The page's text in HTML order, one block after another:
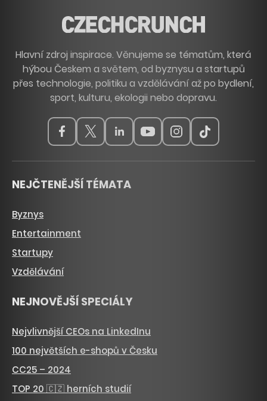
Hlavní zdroj inspirace. Věnujeme se tématům, která
hýbou Českem a světem, od byznysu a startupů
přes technologie, politiku a vzdělávání až po bydlení,
sport, kulturu, ekologii nebo dopravu.
NEJČTENĚJŠÍ TÉMATA
Byznys
Entertainment
Startupy
Vzdělávání
NEJNOVĚJŠÍ SPECIÁLY
Nejvlivnější CEOs na LinkedInu
100 největších e-shopů v Česku
CC25 – 2024
TOP 20 🇨🇿 herních studií